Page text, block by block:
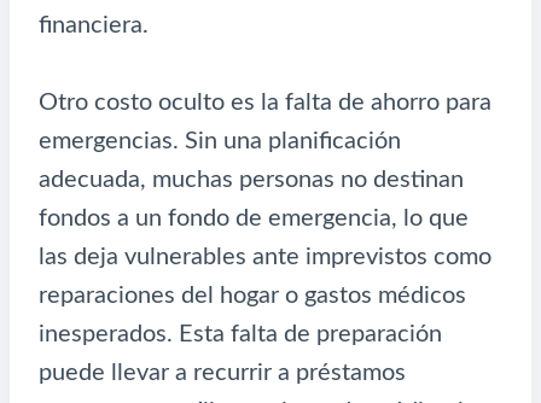
financiera.
Otro costo oculto es la falta de ahorro para
emergencias. Sin una planificación
adecuada, muchas personas no destinan
fondos a un fondo de emergencia, lo que
las deja vulnerables ante imprevistos como
reparaciones del hogar o gastos médicos
inesperados. Esta falta de preparación
puede llevar a recurrir a préstamos